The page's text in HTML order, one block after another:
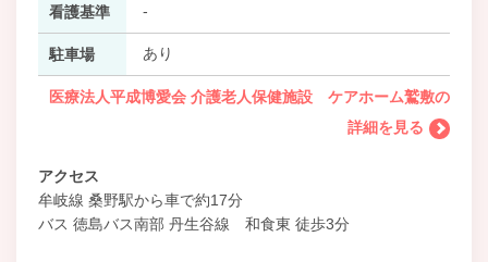
看護基準 -
駐車場 あり
医療法人平成博愛会 介護老人保健施設 ケアホーム鷲敷の
詳細を見る
アクセス
牟岐線 桑野駅から車で約17分
バス 徳島バス南部 丹生谷線 和食東 徒歩3分